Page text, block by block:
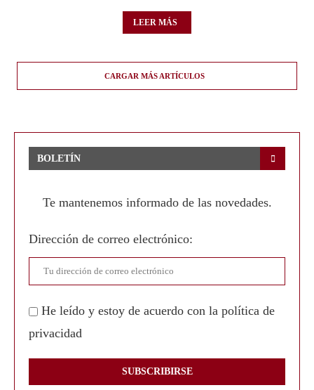
LEER MÁS
CARGAR MÁS ARTÍCULOS
BOLETÍN
Te mantenemos informado de las novedades.
Dirección de correo electrónico:
He leído y estoy de acuerdo con la política de
privacidad